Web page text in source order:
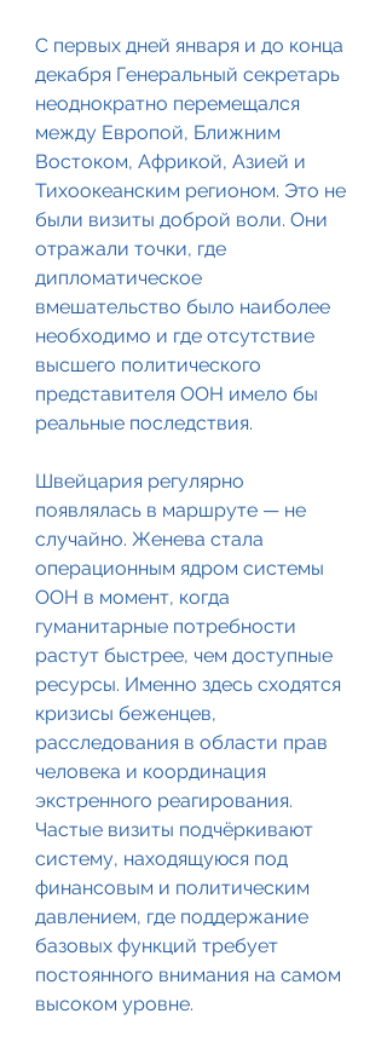
С первых дней января и до конца
декабря Генеральный секретарь
неоднократно перемещался
между Европой, Ближним
Востоком, Африкой, Азией и
Тихоокеанским регионом. Это не
были визиты доброй воли. Они
отражали точки, где
дипломатическое
вмешательство было наиболее
необходимо и где отсутствие
высшего политического
представителя ООН имело бы
реальные последствия.
Швейцария регулярно
появлялась в маршруте — не
случайно. Женева стала
операционным ядром системы
ООН в момент, когда
гуманитарные потребности
растут быстрее, чем доступные
ресурсы. Именно здесь сходятся
кризисы беженцев,
расследования в области прав
человека и координация
экстренного реагирования.
Частые визиты подчёркивают
систему, находящуюся под
финансовым и политическим
давлением, где поддержание
базовых функций требует
постоянного внимания на самом
высоком уровне.